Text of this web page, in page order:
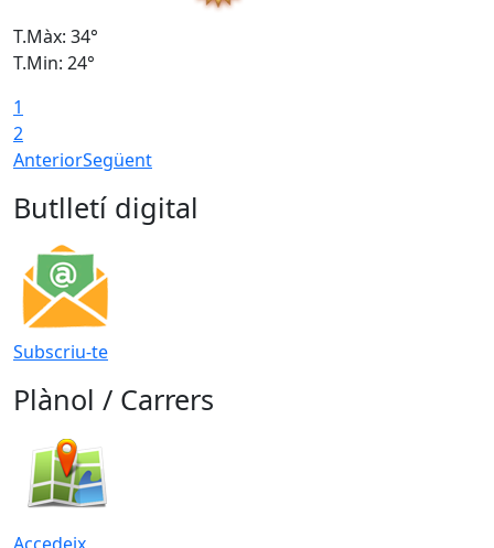
T.Màx: 34°
T.Min: 24°
1
2
AnteriorSegüent
Butlletí digital
Subscriu-te
Plànol / Carrers